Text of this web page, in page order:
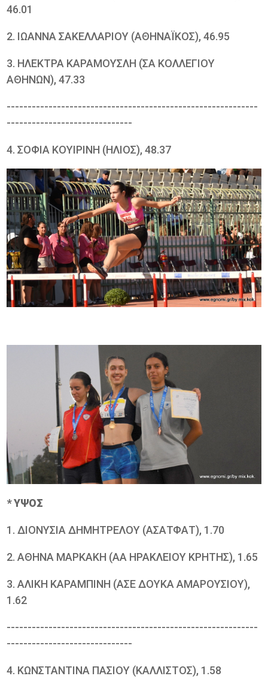
46.01
2. ΙΩΑΝΝΑ ΣΑΚΕΛΛΑΡΙΟΥ (ΑΘΗΝΑΪΚΟΣ), 46.95
3. ΗΛΕΚΤΡΑ ΚΑΡΑΜΟΥΣΛΗ (ΣΑ ΚΟΛΛΕΓΙΟΥ
ΑΘΗΝΩΝ), 47.33
------------------------------------------------------------
------------------------------
4. ΣΟΦΙΑ ΚΟΥΙΡΙΝΗ (ΗΛΙΟΣ), 48.37
* ΥΨΟΣ
1. ΔΙΟΝΥΣΙΑ ΔΗΜΗΤΡΕΛΟΥ (ΑΣΑΤΦΑΤ), 1.70
2. ΑΘΗΝΑ ΜΑΡΚΑΚΗ (ΑΑ ΗΡΑΚΛΕΙΟΥ ΚΡΗΤΗΣ), 1.65
3. ΑΛΙΚΗ ΚΑΡΑΜΠΙΝΗ (ΑΣΕ ΔΟΥΚΑ ΑΜΑΡΟΥΣΙΟΥ),
1.62
------------------------------------------------------------
------------------------------
4. ΚΩΝΣΤΑΝΤΙΝΑ ΠΑΣΙΟΥ (ΚΑΛΛΙΣΤΟΣ), 1.58